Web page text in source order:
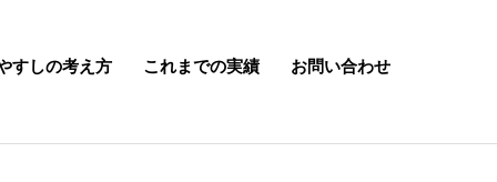
すしの考え方 これまでの実績 お問い合わせ